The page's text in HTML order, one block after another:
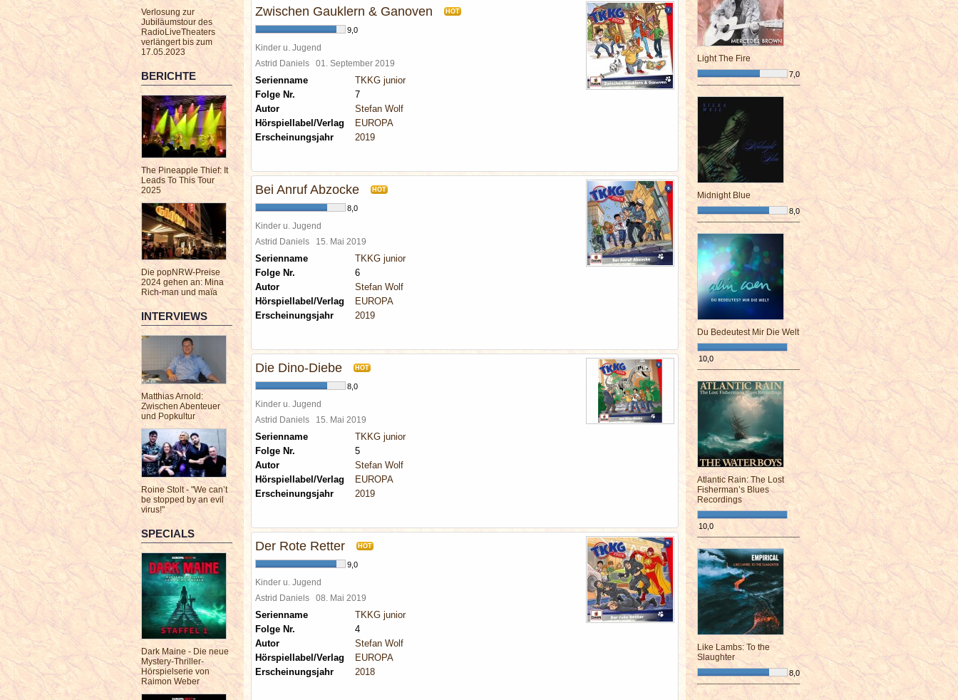
Verlosung zur
Jubiläumstour des
RadioLiveTheaters
verlängert bis zum
17.05.2023
BERICHTE
The Pineapple Thief: It
Leads To This Tour
2025
Die popNRW-Preise
2024 gehen an: Mina
Rich-man und maïa
INTERVIEWS
Matthias Arnold:
Zwischen Abenteuer
und Popkultur
Roine Stolt - "We can’t
be stopped by an evil
virus!"
SPECIALS
Dark Maine - Die neue
Mystery-Thriller-
Hörspielserie von
Raimon Weber
Zwischen Gauklern & Ganoven HOT
9,0
Kinder u. Jugend
Astrid Daniels 01. September 2019
Serienname
TKKG junior
Folge Nr.
7
Autor
Stefan Wolf
Hörspiellabel/Verlag
EUROPA
Erscheinungsjahr
2019
Bei Anruf Abzocke HOT
8,0
Kinder u. Jugend
Astrid Daniels 15. Mai 2019
Serienname
TKKG junior
Folge Nr.
6
Autor
Stefan Wolf
Hörspiellabel/Verlag
EUROPA
Erscheinungsjahr
2019
Die Dino-Diebe HOT
8,0
Kinder u. Jugend
Astrid Daniels 15. Mai 2019
Serienname
TKKG junior
Folge Nr.
5
Autor
Stefan Wolf
Hörspiellabel/Verlag
EUROPA
Erscheinungsjahr
2019
Der Rote Retter HOT
9,0
Kinder u. Jugend
Astrid Daniels 08. Mai 2019
Serienname
TKKG junior
Folge Nr.
4
Autor
Stefan Wolf
Hörspiellabel/Verlag
EUROPA
Erscheinungsjahr
2018
Light The Fire
7,0
¯¯¯¯¯¯¯¯¯¯¯¯¯¯¯¯¯¯¯¯¯¯¯¯
Midnight Blue
8,0
¯¯¯¯¯¯¯¯¯¯¯¯¯¯¯¯¯¯¯¯¯¯¯¯
Du Bedeutest Mir Die Welt
10,0
¯¯¯¯¯¯¯¯¯¯¯¯¯¯¯¯¯¯¯¯¯¯¯¯
Atlantic Rain: The Lost
Fisherman’s Blues
Recordings
10,0
¯¯¯¯¯¯¯¯¯¯¯¯¯¯¯¯¯¯¯¯¯¯¯¯
Like Lambs: To the
Slaughter
8,0
¯¯¯¯¯¯¯¯¯¯¯¯¯¯¯¯¯¯¯¯¯¯¯¯